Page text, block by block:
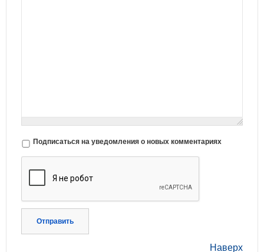
Подписаться на уведомления о новых комментариях
Отправить
Наверх